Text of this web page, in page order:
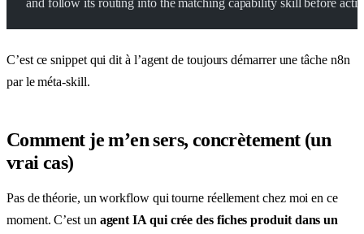
and follow its routing into the matching capability skill before
C’est ce snippet qui dit à l’agent de toujours démarrer une tâche n8n
par le méta-skill.
Comment je m’en sers, concrètement (un
vrai cas)
Pas de théorie, un workflow qui tourne réellement chez moi en ce
moment. C’est un agent IA qui crée des fiches produit dans un